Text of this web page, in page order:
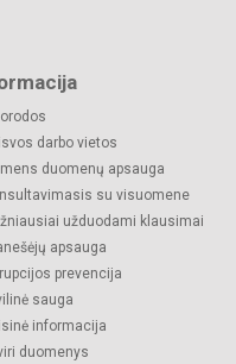
darbo vietos
duomenų apsauga
su visuomene
užduodami klausimai
apsauga
prevencija
sauga
informacija
duomenys